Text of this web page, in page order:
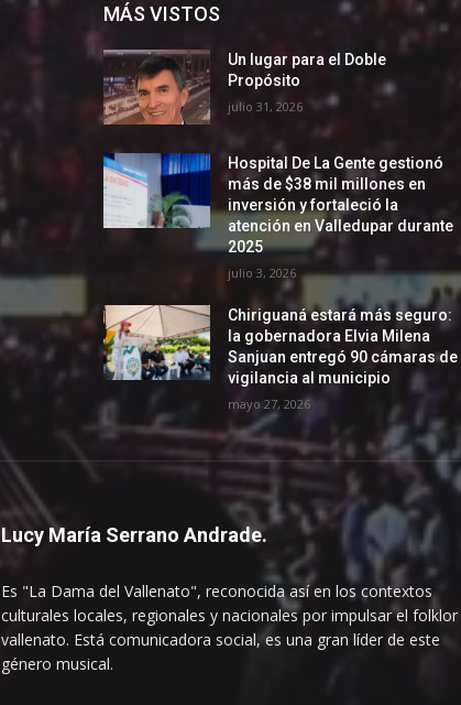
MÁS VISTOS
Un lugar para el Doble
Propósito
julio 31, 2026
Hospital De La Gente gestionó
más de $38 mil millones en
inversión y fortaleció la
atención en Valledupar durante
2025
julio 3, 2026
Chiriguaná estará más seguro:
la gobernadora Elvia Milena
Sanjuan entregó 90 cámaras de
vigilancia al municipio
mayo 27, 2026
Lucy María Serrano Andrade.
Es "La Dama del Vallenato", reconocida así en los contextos
culturales locales, regionales y nacionales por impulsar el folklor
vallenato. Está comunicadora social, es una gran líder de este
género musical.